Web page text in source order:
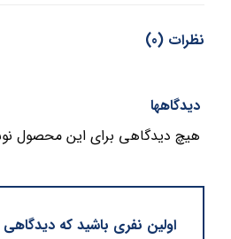
نظرات (0)
دیدگاهها
هیچ دیدگاهی برای این محصول
اولین نفری باشید که دیدگاهی